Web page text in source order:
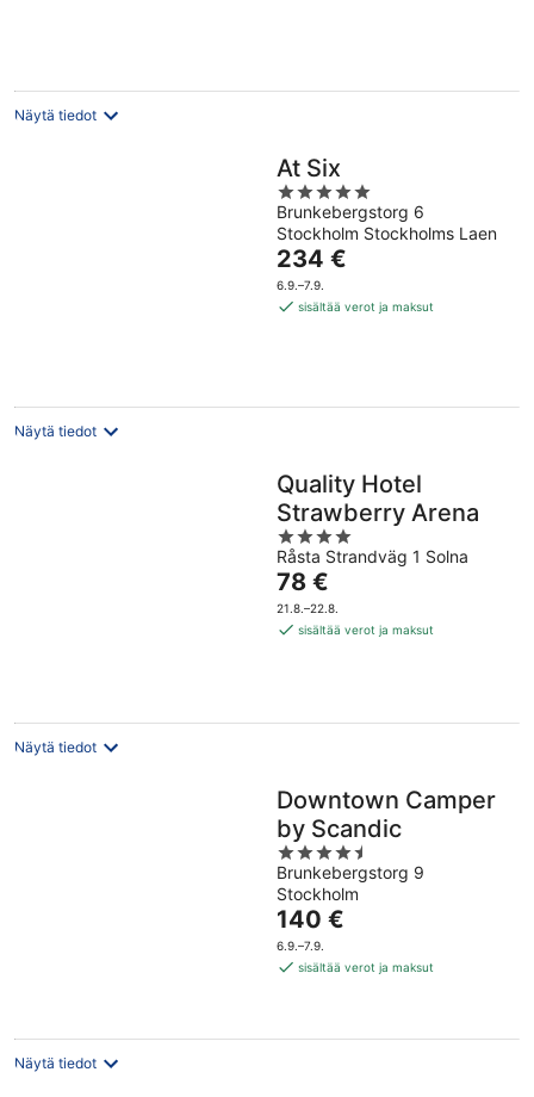
Näytä tiedot
At Six
5
out
of
5
Brunkebergstorg 6
Stockholm Stockholms Laen
Hinta
on
234 €
234 €
6.9.–7.9.
sisältää verot ja maksut
Näytä tiedot
Quality Hotel
Strawberry Arena
4
out
of
5
Råsta Strandväg 1 Solna
Hinta
on
78 €
78 €
21.8.–22.8.
sisältää verot ja maksut
Näytä tiedot
Downtown Camper
by Scandic
4.5
out
of
5
Brunkebergstorg 9
Stockholm
Hinta
on
140 €
140 €
6.9.–7.9.
sisältää verot ja maksut
Näytä tiedot